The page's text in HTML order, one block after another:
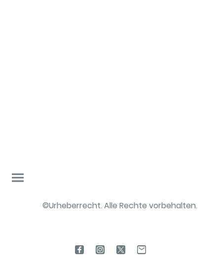
©Urheberrecht. Alle Rechte vorbehalten.